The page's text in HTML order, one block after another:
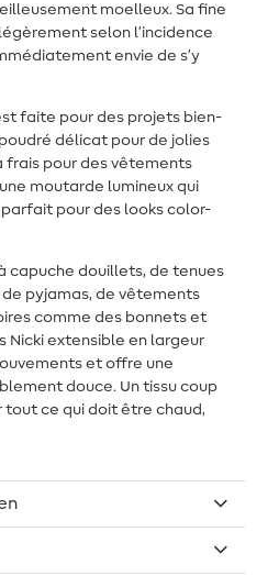
moelleux. Sa fine
selon l’incidence
envie de s’y
faite pour des projets bien-
délicat pour de jolies
frais pour des vêtements
moutarde lumineux qui
pour des looks color-
à capuche douillets, de tenues
pyjamas, de vêtements
comme des bonnets et
Nicki extensible en largeur
et offre une
douce. Un tissu coup
ce qui doit être chaud,